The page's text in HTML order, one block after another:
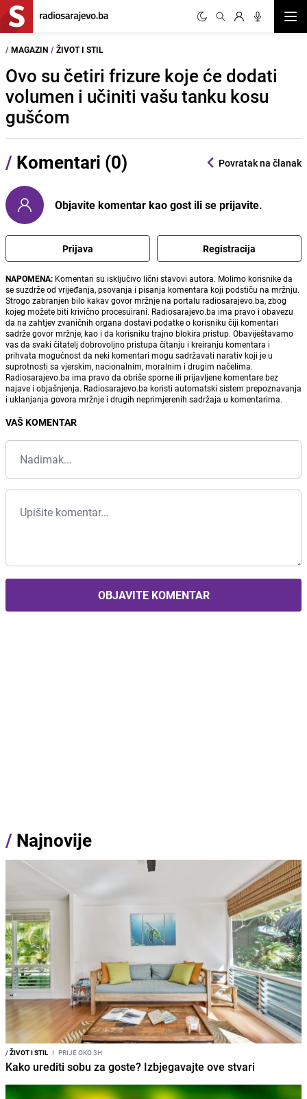
/ MAGAZIN / ŽIVOT I STIL
Ovo su četiri frizure koje će dodati
volumen i učiniti vašu tanku kosu
gušćom
/ Komentari (0) Povratak na članak
Objavite komentar kao gost ili se prijavite.
Prijava Registracija
NAPOMENA: Komentari su isključivo lični stavovi autora. Molimo korisnike da
se suzdrže od vrijeđanja, psovanja i pisanja komentara koji podstiču na mržnju.
Strogo zabranjen bilo kakav govor mržnje na portalu radiosarajevo.ba, zbog
kojeg možete biti krivično procesuirani. Radiosarajevo.ba ima pravo i obavezu
da na zahtjev zvaničnih organa dostavi podatke o korisniku čiji komentari
sadrže govor mržnje, kao i da korisniku trajno blokira pristup. Obaviještavamo
vas da svaki čitatelj dobrovoljno pristupa čitanju i kreiranju komentara i
prihvata mogućnost da neki komentari mogu sadržavati narativ koji je u
suprotnosti sa vjerskim, nacionalnim, moralnim i drugim načelima.
Radiosarajevo.ba ima pravo da obriše sporne ili prijavljene komentare bez
najave i objašnjenja. Radiosarajevo.ba koristi automatski sistem prepoznavanja
i uklanjanja govora mržnje i drugih neprimjerenih sadržaja u komentarima.
VAŠ KOMENTAR
OBJAVITE KOMENTAR
/ Najnovije
/ŽIVOT I STIL I PRIJE OKO 3H
Kako urediti sobu za goste? Izbjegavajte ove stvari